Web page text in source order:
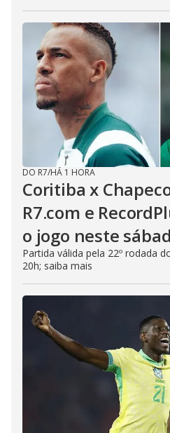
DO R7/HÁ 1 HORA
Coritiba x
R7.com e
o jogo neste
Partida válida pela 22º rodada
20h; saiba mais